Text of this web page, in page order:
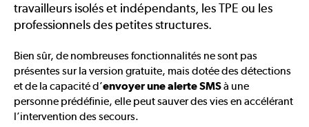
travailleurs isolés et indépendants, les TPE ou les
professionnels des petites structures.
Bien sûr, de nombreuses fonctionnalités ne sont pas
présentes sur la version gratuite, mais dotée des détections
et de la capacité d’envoyer une alerte SMSà une
personne prédéfinie, elle peut sauver des vies en accélérant
l’intervention des secours.